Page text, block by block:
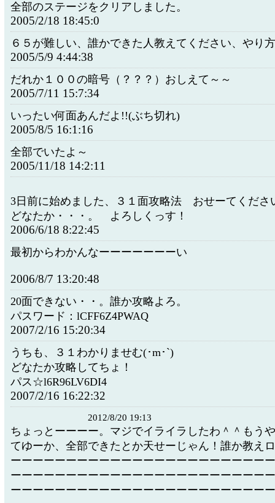
全部のステージをクリアしました。
2005/2/18 18:45:0
６５が難しい、誰かできた人教えてください、やり
2005/5/9 4:44:38
だれか１００の暗号（？？？）おしえて～～
2005/7/11 15:7:34
いったい何面あんだよ!!(ぶち切れ)
2005/8/5 16:1:16
全部でいたよ～
2005/11/18 14:2:11
3日前に始めました、３１面攻略法 おせーてくださ
どなたか・・・。 よろしくっす！
2006/6/18 8:22:45
最初からわかんなーーーーーーーい
2006/8/7 13:20:48
20面できない・・。誰か攻略よろ。
パスワード：lCFF6Z4PWAQ
2007/2/16 15:20:34
うちも、３１わかりませむ(･m･`)
どなたか攻略してちょ！
パス☆l6R96LV6DI4
2007/2/16 16:22:32
2012/8/20 19:13
ちょっとーーーー。マジでイライラしたわ＾＾もう
てゆーか、全部できたとか天せーじゃん！誰か教え
ーーーーーーーーーーーーーーーーーーーーーーー
ーーーーーーーーーーーーーーーーーーーーーーー
ーーーーーーーーーーーーーーーーーーーーーーー